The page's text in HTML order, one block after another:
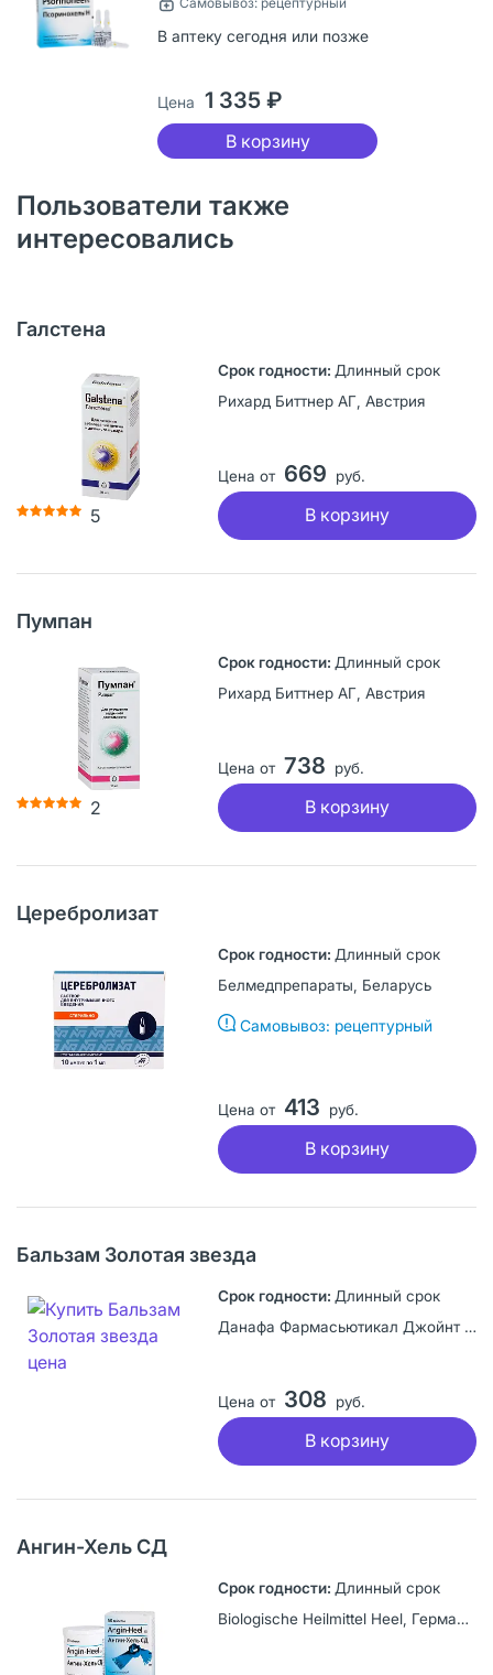
В аптеку сегодня или позже
Цена 1 335 ₽
В корзину
Пользователи также
интересовались
Галстена
5
Длинный срок
Рихард Биттнер АГ, Австрия
Цена от 669 руб.
В корзину
Пумпан
2
Длинный срок
Рихард Биттнер АГ, Австрия
Цена от 738 руб.
В корзину
Церебролизат
Длинный срок
Белмедпрепараты, Беларусь
Самовывоз: рецептурный
Цена от 413 руб.
В корзину
Бальзам Золотая звезда
Длинный срок
Данафа Фармасьютикал Джойнт Сток Компани, Вьетнам
Цена от 308 руб.
В корзину
Ангин-Хель СД
Длинный срок
Biologische Heilmittel Heel, Германия